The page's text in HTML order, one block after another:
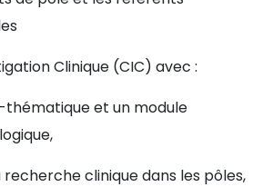
Clinique (CIC) avec :
thématique et un module
recherche clinique dans les pôles,